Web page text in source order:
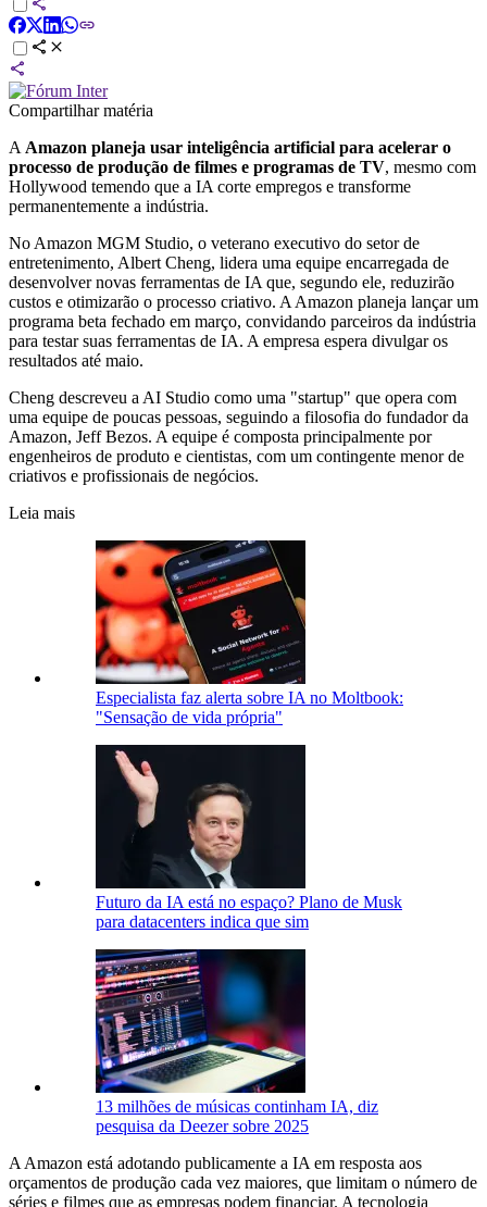
Compartilhar matéria
A Amazon planeja usar inteligência artificial para acelerar o
processo de produção de filmes e programas de TV, mesmo com
Hollywood temendo que a IA corte empregos e transforme
permanentemente a indústria.
No Amazon MGM Studio, o veterano executivo do setor de
entretenimento, Albert Cheng, lidera uma equipe encarregada de
desenvolver novas ferramentas de IA que, segundo ele, reduzirão
custos e otimizarão o processo criativo. A Amazon planeja lançar um
programa beta fechado em março, convidando parceiros da indústria
para testar suas ferramentas de IA. A empresa espera divulgar os
resultados até maio.
Cheng descreveu a AI Studio como uma "startup" que opera com
uma equipe de poucas pessoas, seguindo a filosofia do fundador da
Amazon, Jeff Bezos. A equipe é composta principalmente por
engenheiros de produto e cientistas, com um contingente menor de
criativos e profissionais de negócios.
Leia mais
Especialista faz alerta sobre IA no Moltbook:
"Sensação de vida própria"
Futuro da IA está no espaço? Plano de Musk
para datacenters indica que sim
13 milhões de músicas continham IA, diz
pesquisa da Deezer sobre 2025
A Amazon está adotando publicamente a IA em resposta aos
orçamentos de produção cada vez maiores, que limitam o número de
séries e filmes que as empresas podem financiar. A tecnologia